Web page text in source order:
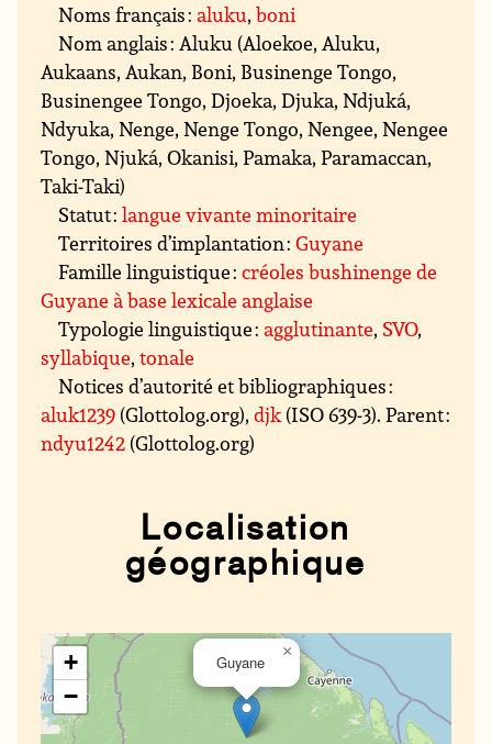
Noms français :aluku,boni
Nom anglais : Aluku (Aloekoe, Aluku,
Aukaans, Aukan, Boni, Businenge Tongo,
Businengee Tongo, Djoeka, Djuka, Ndjuká,
Ndyuka, Nenge, Nenge Tongo, Nengee, Nengee
Tongo, Njuká, Okanisi, Pamaka, Paramaccan,
Taki-Taki)
Statut :langue vivante minoritaire
Territoires d’implantation :Guyane
Famille linguistique :créoles bushinenge de
Guyane à base lexicale anglaise
Typologie linguistique :agglutinante, SVO,
syllabique,tonale
Notices d’autorité et bibliographiques :
aluk1239 (Glottolog.org),djk(ISO 639-3). Parent :
ndyu1242 (Glottolog.org)
Localisation
géographique
Guyane
×
+
−